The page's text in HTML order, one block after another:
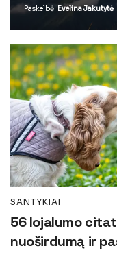
Paskelbė Evelina Jakutytė
SANTYKIAI
56 lojalumo
nuoširdumą ir